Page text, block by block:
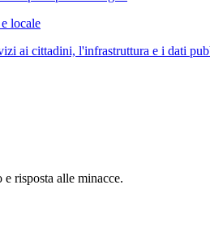
locale
ai cittadini, l'infrastruttura e i dati
risposta alle minacce.